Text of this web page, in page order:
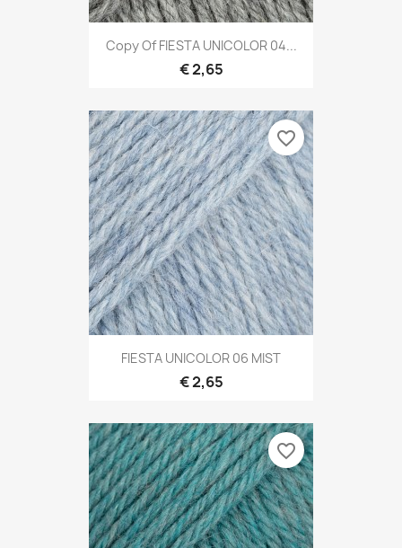
Copy Of FIESTA UNICOLOR 04...
€ 2,65
FIESTA UNICOLOR 06 MIST
€ 2,65
favorite_border
favorite_border